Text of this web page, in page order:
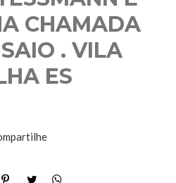
CHAMADA
. VILA
ES